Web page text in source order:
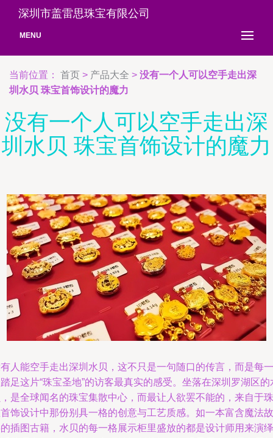
深圳市盖雷思珠宝有限公司
MENU
当前位置： 首页 > 产品大全 > 没有一个人可以空手走出深
圳水贝 珠宝首饰设计的魔力
没有一个人可以空手走出深
圳水贝 珠宝首饰设计的魔力
人能空手走出深圳水贝，这不只是一句随口的传言，而是每一
足这片“珠宝圣地”的访客最真实的感受。坐落在深圳罗湖区的
是全球闻名的珠宝集散中心，而最让人欲罢不能的，来自于珠
饰设计中那份别具一格的创意与工艺质感。如一本富含魔法故
插图古籍，水贝的每一格展示柜里盛放的都是设计师用来演绎